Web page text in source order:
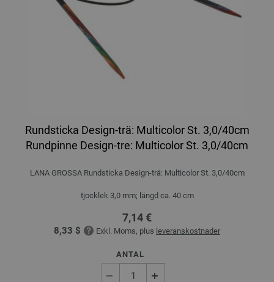
Rundsticka Design-trä: Multicolor St. 3,0/40cm
Rundpinne Design-tre: Multicolor St. 3,0/40cm
LANA GROSSA Rundsticka Design-trä: Multicolor St. 3,0/40cm
tjocklek 3,0 mm; längd ca. 40 cm
7,14 €
8,33 $ Exkl. Moms, plus leveranskostnader
ANTAL